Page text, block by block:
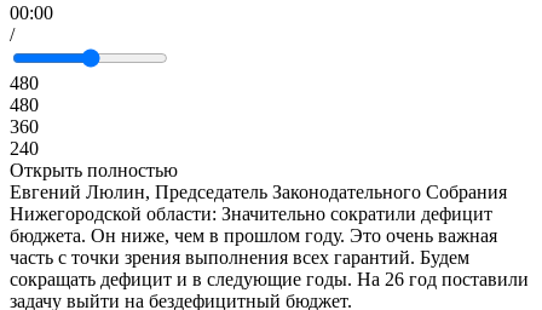
00:00
/
480
480
360
240
Открыть полностью
Евгений Люлин, Председатель Законодательного Собрания
Нижегородской области: Значительно сократили дефицит
бюджета. Он ниже, чем в прошлом году. Это очень важная
часть с точки зрения выполнения всех гарантий. Будем
сокращать дефицит и в следующие годы. На 26 год поставили
задачу выйти на бездефицитный бюджет.